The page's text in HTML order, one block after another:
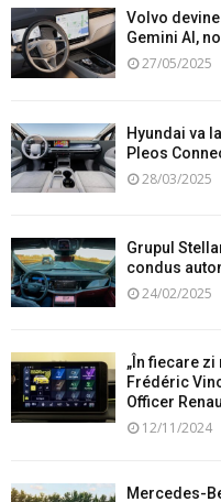
Volvo
Gemini AI,
27/05/2025
Hyundai va
Pleos
28/03/2025
Grupul
condus
24/02/2025
„În fiecare
Frédéric
Officer
12/11/2024
Mercedes-